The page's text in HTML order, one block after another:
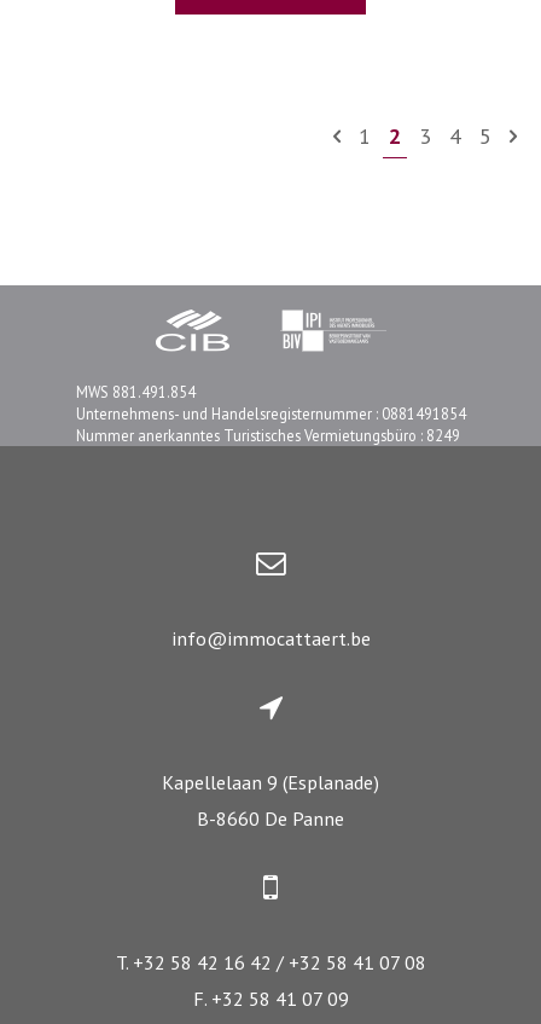
1 2 3 4 5
MWS 881.491.854
Unternehmens- und Handelsregisternummer : 0881491854
Nummer anerkanntes Turistisches Vermietungsbüro : 8249
info@immocattaert.be
Kapellelaan 9 (Esplanade)
B-8660 De Panne
T. +32 58 42 16 42 / +32 58 41 07 08
F. +32 58 41 07 09